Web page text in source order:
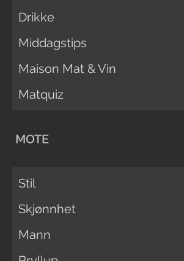
Drikke
Middagstips
Maison Mat & Vin
Matquiz
MOTE
Stil
Skjønnhet
Mann